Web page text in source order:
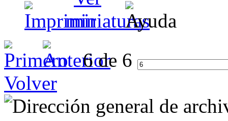
6 de 6
Volver